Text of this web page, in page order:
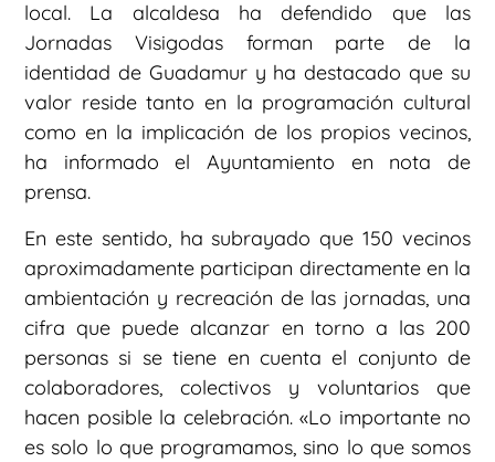
local. La alcaldesa ha defendido que las
Jornadas Visigodas forman parte de la
identidad de Guadamur y ha destacado que su
valor reside tanto en la programación cultural
como en la implicación de los propios vecinos,
ha informado el Ayuntamiento en nota de
prensa.
En este sentido, ha subrayado que 150 vecinos
aproximadamente participan directamente en la
ambientación y recreación de las jornadas, una
cifra que puede alcanzar en torno a las 200
personas si se tiene en cuenta el conjunto de
colaboradores, colectivos y voluntarios que
hacen posible la celebración. «Lo importante no
es solo lo que programamos, sino lo que somos